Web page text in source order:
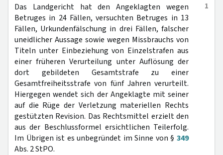
1
Das Landgericht hat den Angeklagten wegen
Betruges in 24 Fällen, versuchten Betruges in 13
Fällen, Urkundenfälschung in drei Fällen, falscher
uneidlicher Aussage sowie wegen Missbrauchs von
Titeln unter Einbeziehung von Einzelstrafen aus
einer früheren Verurteilung unter Auflösung der
dort gebildeten Gesamtstrafe zu einer
Gesamtfreiheitsstrafe von fünf Jahren verurteilt.
Hiergegen wendet sich der Angeklagte mit seiner
auf die Rüge der Verletzung materiellen Rechts
gestützten Revision. Das Rechtsmittel erzielt den
aus der Beschlussformel ersichtlichen Teilerfolg.
Im Übrigen ist es unbegründet im Sinne von § 349
Abs. 2 StPO.